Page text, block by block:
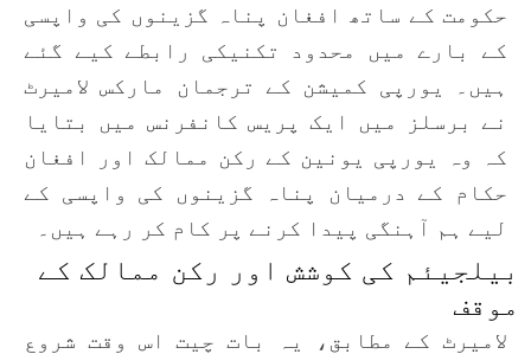
حکومت کے ساتھ افغان پناہ گزینوں کی واپسی
کے بارے میں محدود تکنیکی رابطے کیے گئے
ہیں۔ یورپی کمیشن کے ترجمان مارکس لامیرٹ
نے برسلز میں ایک پریس کانفرنس میں بتایا
کہ وہ یورپی یونین کے رکن ممالک اور افغان
حکام کے درمیان پناہ گزینوں کی واپسی کے
لیے ہم آہنگی پیدا کرنے پر کام کر رہے ہیں۔
بیلجیئم کی کوشش اور رکن ممالک کے
موقف
لامیرٹ کے مطابق، یہ بات چیت اس وقت شروع